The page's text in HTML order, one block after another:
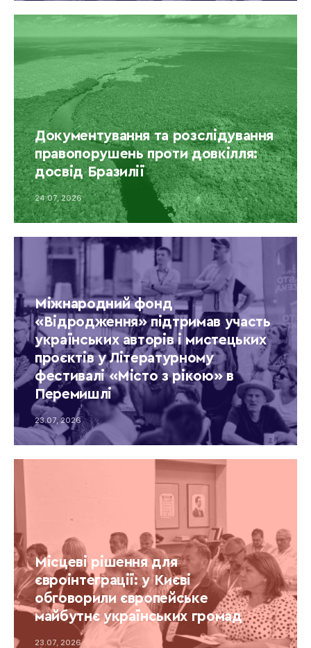
Документування та розслідування
правопорушень проти довкілля:
досвід Бразилії
24.07, 2026
Міжнародний фонд
«Відродження» підтримав участь
українських авторів і мистецьких
проєктів у Літературному
фестивалі «Місто з рікою» в
Перемишлі
23.07, 2026
Місцеві рішення для
євроінтеграції: у Києві
обговорили європейське
майбутнє українських громад
23.07, 2026